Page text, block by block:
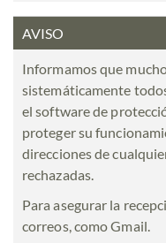
AVISO
Informamos que
sistemáticamente
el software de
proteger su
direcciones de
rechazadas.
Para asegurar la
correos, como Gmail.